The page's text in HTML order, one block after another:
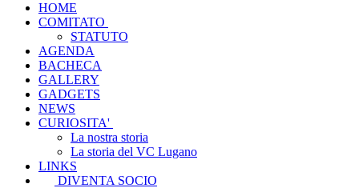
HOME
COMITATO
STATUTO
AGENDA
BACHECA
GALLERY
GADGETS
NEWS
CURIOSITA'
La nostra storia
La storia del VC Lugano
LINKS
DIVENTA SOCIO